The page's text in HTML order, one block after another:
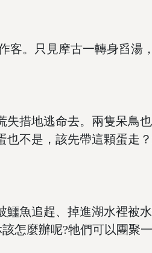
客。只見摩古一轉身舀湯
措地逃命去。兩隻呆鳥
也不是，該先帶這顆蛋走
魚追趕、掉進湖水裡被
怎麼辦呢?牠們可以團聚